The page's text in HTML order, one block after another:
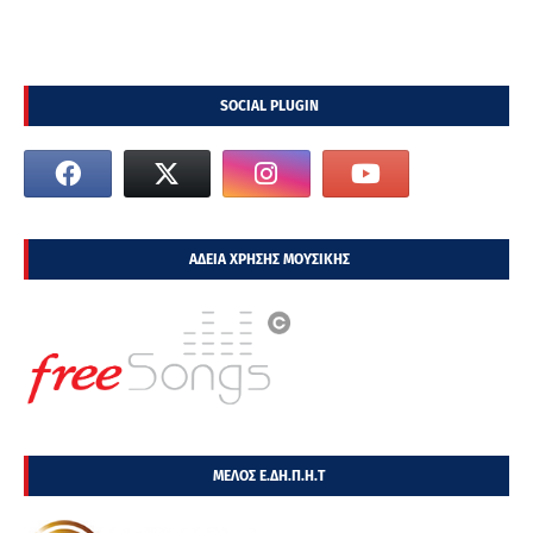
SOCIAL PLUGIN
ΑΔΕΙΑ ΧΡΗΣΗΣ ΜΟΥΣΙΚΗΣ
ΜΕΛΟΣ Ε.ΔΗ.Π.Η.Τ